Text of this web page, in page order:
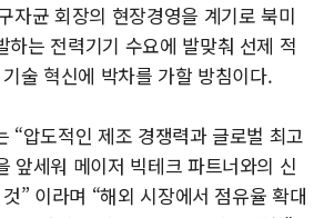
자균 회장의 현장경영을 계기로 북미
하는 전력기기 수요에 발맞춰 선제 적
술 혁신에 박차를 가할 방침이다.
“압도적인 제조 경쟁력과 글로벌 최고
앞세워 메이저 빅테크 파트너와의 신
” 이라며 “해외 시장에서 점유율 확대